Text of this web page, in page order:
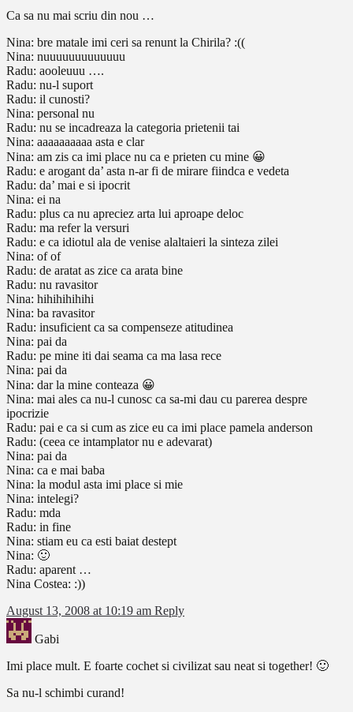
Ca sa nu mai scriu din nou …
Nina: bre matale imi ceri sa renunt la Chirila? :((
Nina: nuuuuuuuuuuuuu
Radu: aooleuuu ….
Radu: nu-l suport
Radu: il cunosti?
Nina: personal nu
Radu: nu se incadreaza la categoria prietenii tai
Nina: aaaaaaaaaa asta e clar
Nina: am zis ca imi place nu ca e prieten cu mine 😀
Radu: e arogant da’ asta n-ar fi de mirare fiindca e vedeta
Radu: da’ mai e si ipocrit
Nina: ei na
Radu: plus ca nu apreciez arta lui aproape deloc
Radu: ma refer la versuri
Radu: e ca idiotul ala de venise alaltaieri la sinteza zilei
Nina: of of
Radu: de aratat as zice ca arata bine
Radu: nu ravasitor
Nina: hihihihihihi
Nina: ba ravasitor
Radu: insuficient ca sa compenseze atitudinea
Nina: pai da
Radu: pe mine iti dai seama ca ma lasa rece
Nina: pai da
Nina: dar la mine conteaza 😀
Nina: mai ales ca nu-l cunosc ca sa-mi dau cu parerea despre
ipocrizie
Radu: pai e ca si cum as zice eu ca imi place pamela anderson
Radu: (ceea ce intamplator nu e adevarat)
Nina: pai da
Nina: ca e mai baba
Nina: la modul asta imi place si mie
Nina: intelegi?
Radu: mda
Radu: in fine
Nina: stiam eu ca esti baiat destept
Nina: 🙂
Radu: aparent …
Nina Costea: :))
August 13, 2008 at 10:19 am Reply
Gabi
Imi place mult. E foarte cochet si civilizat sau neat si together! 🙂
Sa nu-l schimbi curand!